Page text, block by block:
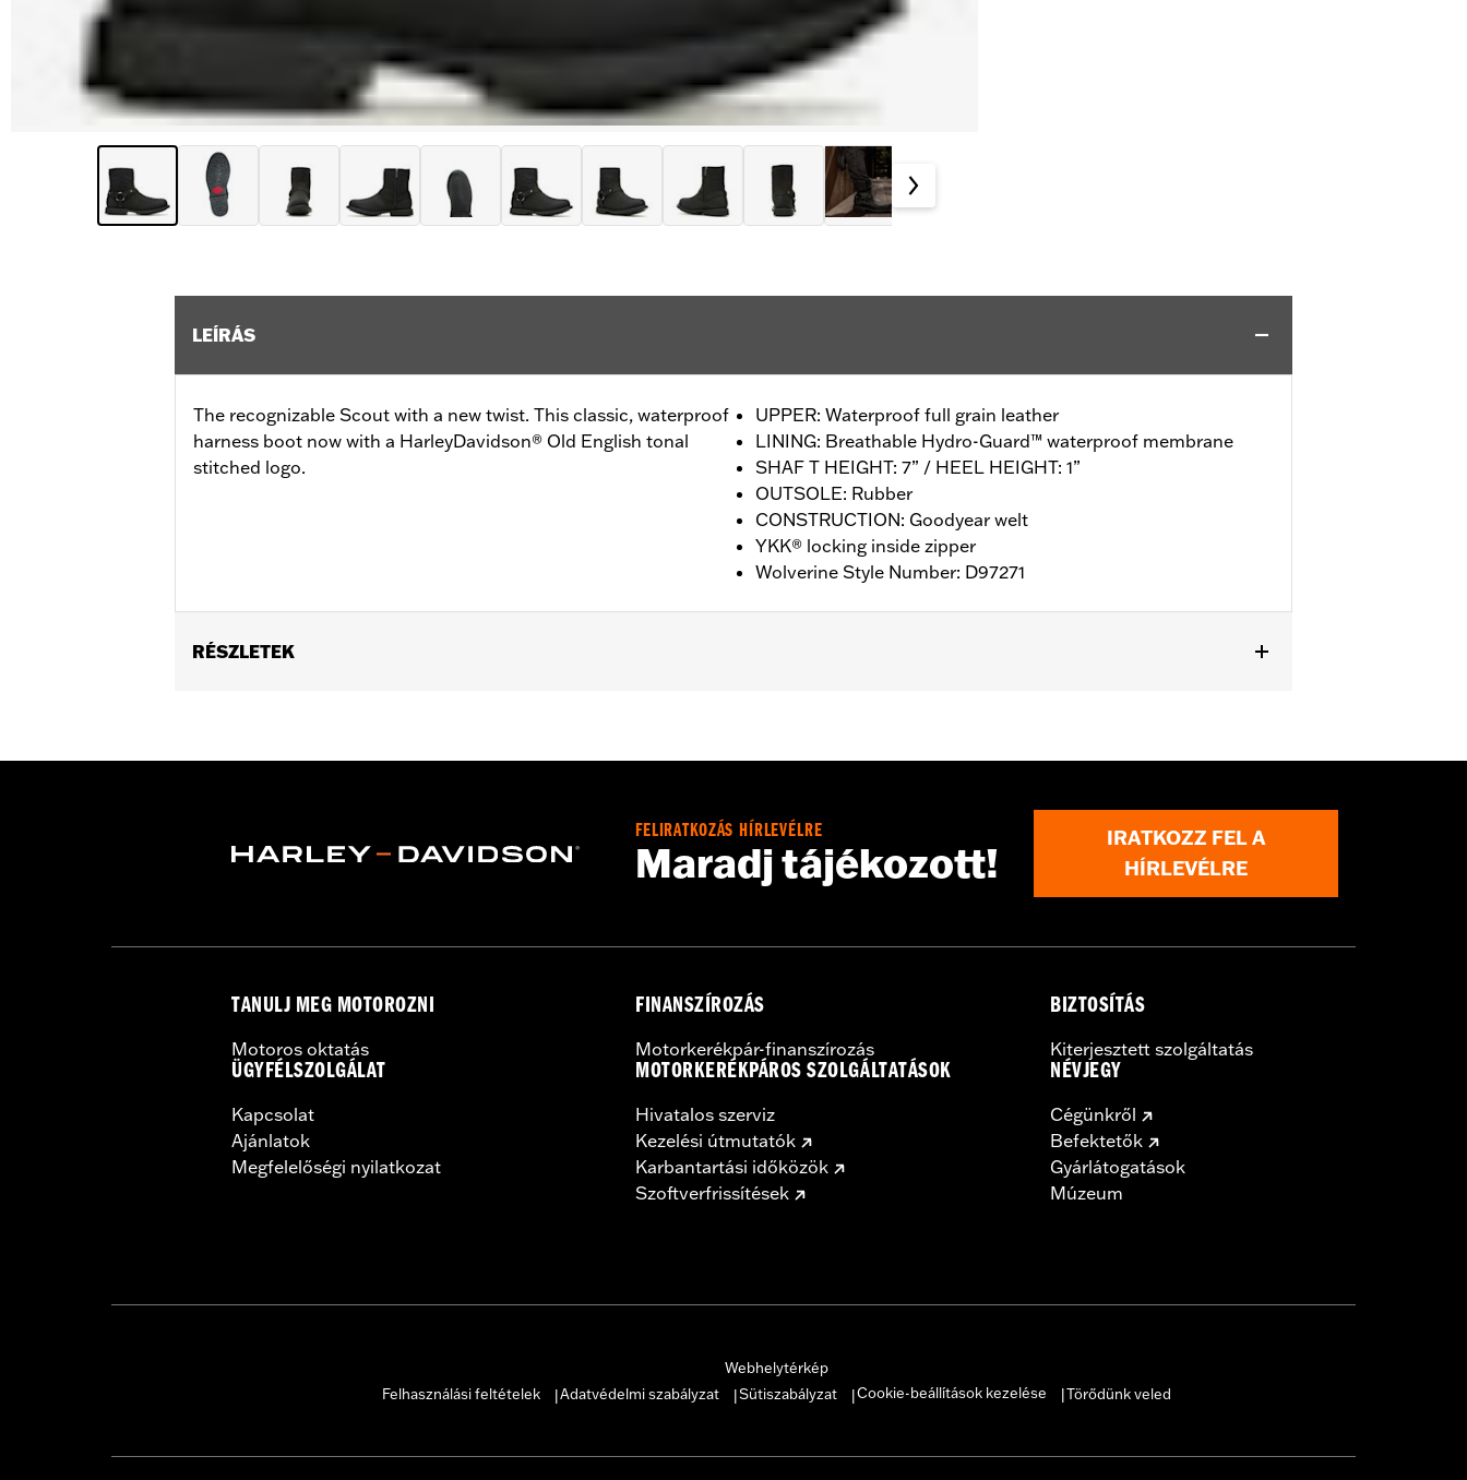
LEÍRÁS
The recognizable Scout with a new twist. This classic, waterproof
harness boot now with a HarleyDavidson® Old English tonal
stitched logo.
UPPER: Waterproof full grain leather
LINING: Breathable Hydro-Guard™ waterproof membrane
SHAF T HEIGHT: 7” / HEEL HEIGHT: 1”
OUTSOLE: Rubber
CONSTRUCTION: Goodyear welt
YKK® locking inside zipper
Wolverine Style Number: D97271
RÉSZLETEK
Origin:Imported
FELIRATKOZÁS HÍRLEVÉLRE
Maradj tájékozott!
IRATKOZZ FEL A
HÍRLEVÉLRE
TANULJ MEG MOTOROZNI
Motoros oktatás
ÜGYFÉLSZOLGÁLAT
Kapcsolat
Ajánlatok
Megfelelőségi nyilatkozat
FINANSZÍROZÁS
Motorkerékpár-finanszírozás
MOTORKERÉKPÁROS SZOLGÁLTATÁSOK
Hivatalos szerviz
Kezelési útmutatók
Karbantartási időközök
Szoftverfrissítések
BIZTOSÍTÁS
Kiterjesztett szolgáltatás
NÉVJEGY
Cégünkről
Befektetők
Gyárlátogatások
Múzeum
Webhelytérkép
Felhasználási feltételek
Adatvédelmi szabályzat Sütiszabályzat Cookie-beállítások kezelése |Törődünk veled